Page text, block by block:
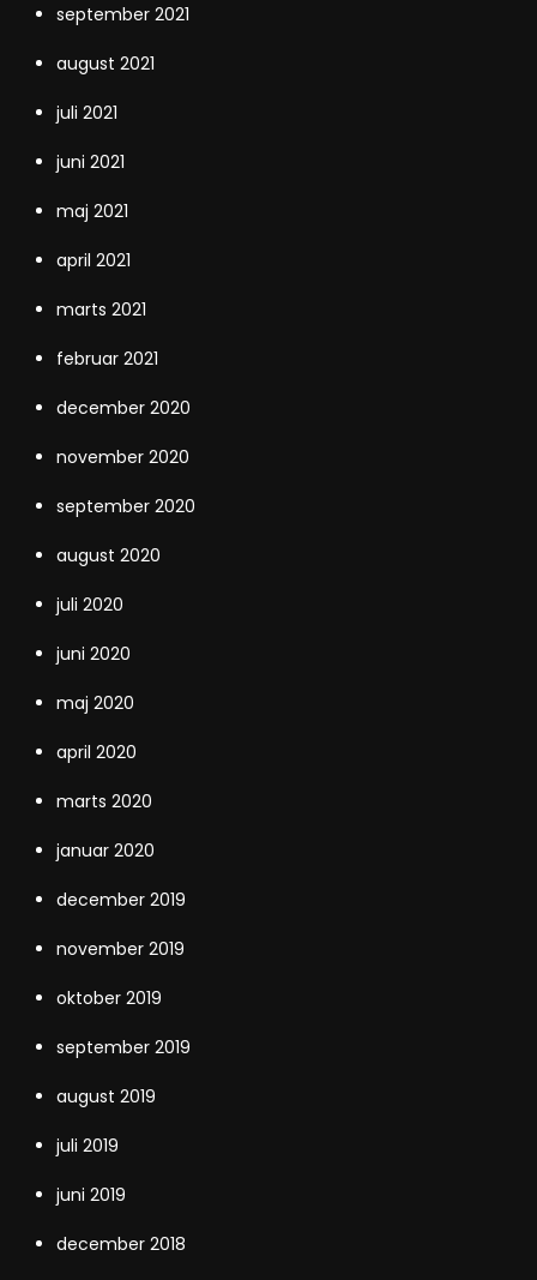
september 2021
august 2021
juli 2021
juni 2021
maj 2021
april 2021
marts 2021
februar 2021
december 2020
november 2020
september 2020
august 2020
juli 2020
juni 2020
maj 2020
april 2020
marts 2020
januar 2020
december 2019
november 2019
oktober 2019
september 2019
august 2019
juli 2019
juni 2019
december 2018